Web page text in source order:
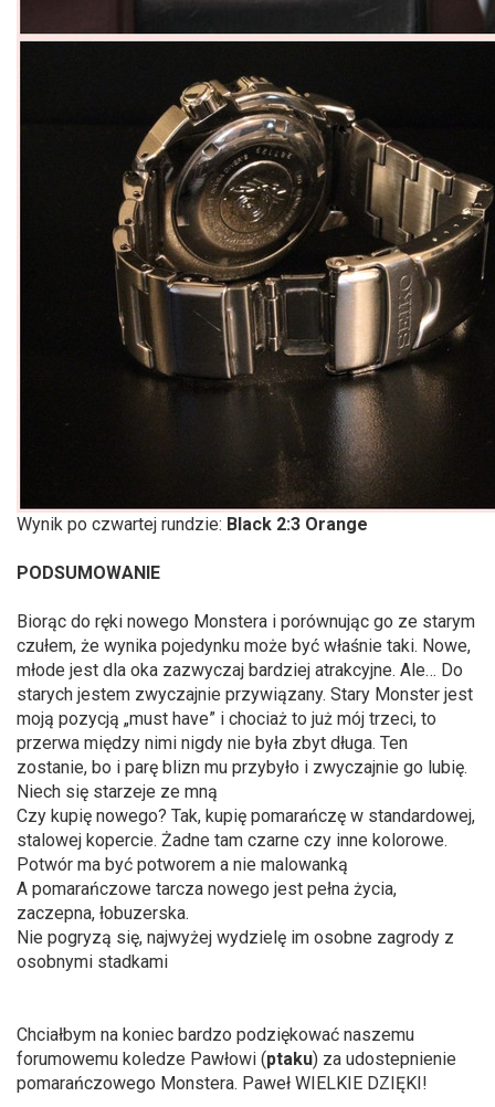
Wynik po czwartej rundzie: Black 2:3 Orange
PODSUMOWANIE
Biorąc do ręki nowego Monstera i porównując go ze starym
czułem, że wynika pojedynku może być właśnie taki. Nowe,
młode jest dla oka zazwyczaj bardziej atrakcyjne. Ale… Do
starych jestem zwyczajnie przywiązany. Stary Monster jest
moją pozycją „must have” i chociaż to już mój trzeci, to
przerwa między nimi nigdy nie była zbyt długa. Ten
zostanie, bo i parę blizn mu przybyło i zwyczajnie go lubię.
Niech się starzeje ze mną
Czy kupię nowego? Tak, kupię pomarańczę w standardowej,
stalowej kopercie. Żadne tam czarne czy inne kolorowe.
Potwór ma być potworem a nie malowanką
A pomarańczowe tarcza nowego jest pełna życia,
zaczepna, łobuzerska.
Nie pogryzą się, najwyżej wydzielę im osobne zagrody z
osobnymi stadkami
Chciałbym na koniec bardzo podziękować naszemu
forumowemu koledze Pawłowi (ptaku) za udostepnienie
pomarańczowego Monstera. Paweł WIELKIE DZIĘKI!